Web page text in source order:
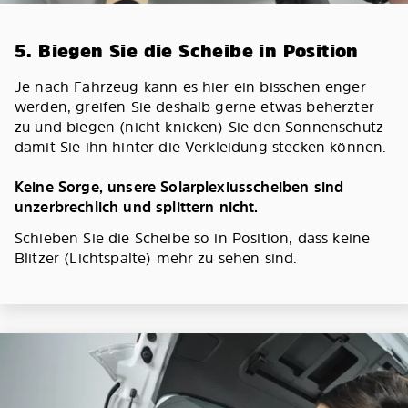
5. Biegen Sie die Scheibe in Position
Je nach Fahrzeug kann es hier ein bisschen enger
werden, greifen Sie deshalb gerne etwas beherzter
zu und biegen (nicht knicken) Sie den Sonnenschutz
damit Sie ihn hinter die Verkleidung stecken können.
Keine Sorge, unsere Solarplexiusscheiben sind
unzerbrechlich und splittern nicht.
Schieben Sie die Scheibe so in Position, dass keine
Blitzer (Lichtspalte) mehr zu sehen sind.